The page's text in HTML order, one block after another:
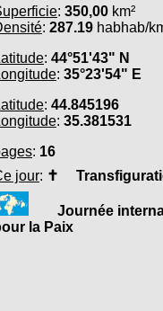
: 350,00 km²
: 287.19 habhab/
: 44°51'43" N
: 35°23'54" E
: 44.845196
: 35.381531
: 16
jour: ✝
Journée
la Paix